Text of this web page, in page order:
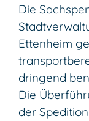
Die
Ettenheim
dringend
Die
der